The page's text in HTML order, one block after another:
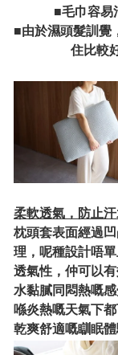
■毛巾容易
■由於濕頭髮訓覺
住比較
柔軟透氣，防止
枕頭套表面經過
理，呢種設計唔
透氣性，仲可以
水黏膩同悶熱嘅
喺炎熱嘅天氣下
乾爽舒適嘅瞓眠體